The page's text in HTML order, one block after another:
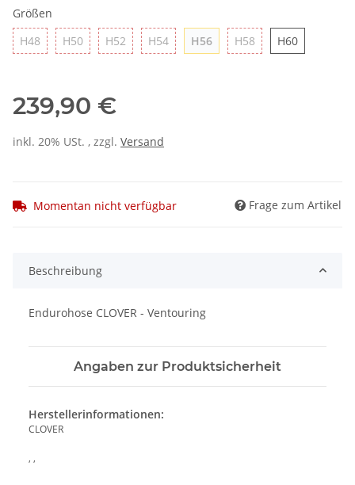
Größen
H48 H48 H50H50 H52 H52 H54H54 H56H56 H58 H58 H60H60
239,90 €
inkl. 20% USt. , zzgl. Versand
Momentan nicht verfügbar Frage zum Artikel
Beschreibung
Endurohose CLOVER - Ventouring
Angaben zur Produktsicherheit
Herstellerinformationen:
CLOVER
, ,